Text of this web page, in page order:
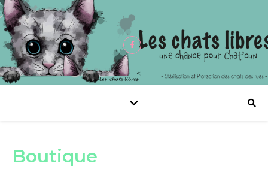
Boutique